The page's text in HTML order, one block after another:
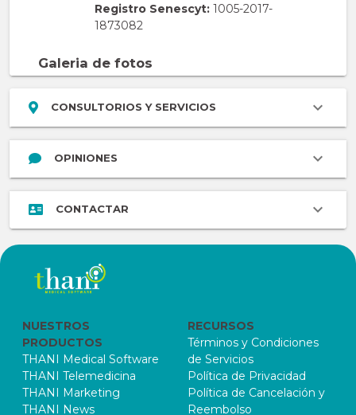
Registro Senescyt:1005-2017-
1873082
Galeria de fotos
CONSULTORIOS Y SERVICIOS
OPINIONES
CONTACTAR
NUESTROS
PRODUCTOS
THANI Medical Software
THANI Telemedicina
THANI Marketing
THANI News
RECURSOS
Términos y Condiciones
de Servicios
Política de Privacidad
Política de Cancelación y
Reembolso